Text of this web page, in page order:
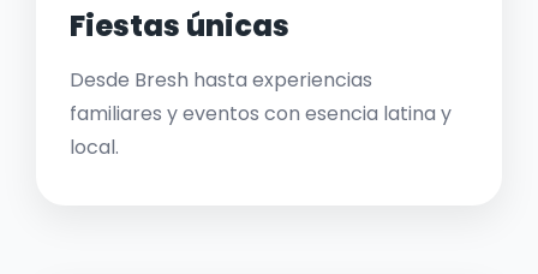
Fiestas únicas
Desde Bresh hasta experiencias
familiares y eventos con esencia latina y
local.